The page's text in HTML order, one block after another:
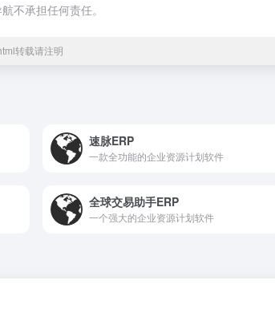
不承担任何责任。
转载请注明
速脉ERP
一款全功能的企业资源计划软件
全球交易助手ERP
一个强大的企业资源计划软件